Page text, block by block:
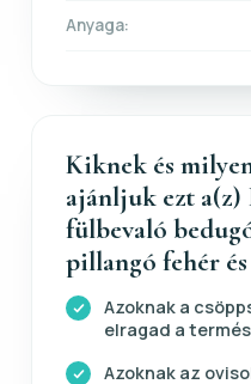
Anyaga:
Kiknek és
ajánljuk ezt a(z)
fülbevaló
pillangó fehér
Azoknak a
elragad a
Azoknak az